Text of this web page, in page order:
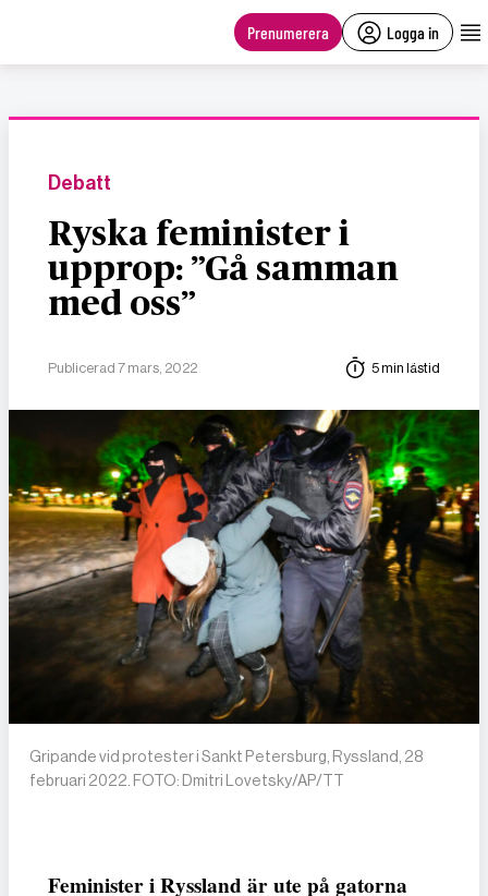
Prenumerera Logga in
Debatt
Ryska feminister i
upprop: ”Gå samman
med oss”
Publicerad 7 mars, 2022 5 min lästid
Gripande vid protester i Sankt Petersburg, Ryssland, 28
februari 2022. FOTO: Dmitri Lovetsky/AP/TT
Feminister i Ryssland är ute på gatorna